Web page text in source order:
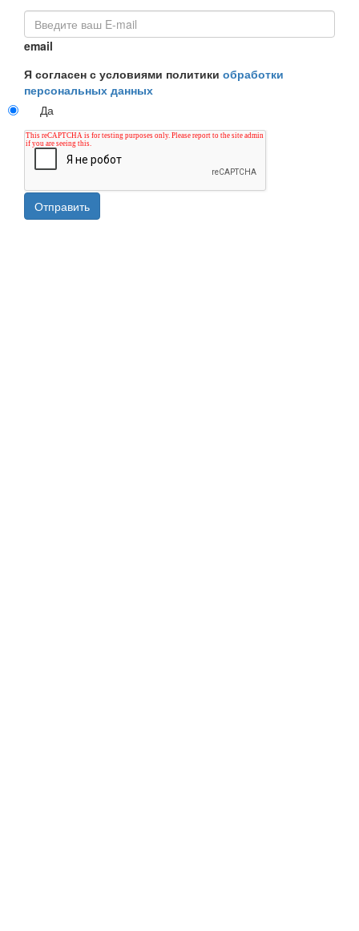
email
Я согласен с условиями политики обработки
персональных данных
Да
Отправить